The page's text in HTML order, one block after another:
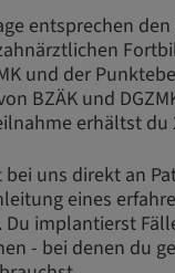
entsprechen
und der
BZÄK und
erhältst du
uns direkt an
eines
implantierst
- bei denen du